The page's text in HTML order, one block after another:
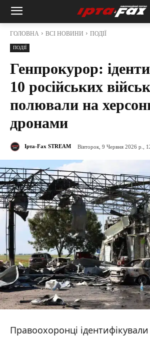
ГОЛОВНА ВСІ НОВИНИ ПОДІЇ
ПОДІЇ
Генпрокурор:
10 російських
полювали на
дронами
Ірта-Fax STREAM Вівторок, 9 Червня 2026 р.,
Правоохоронці